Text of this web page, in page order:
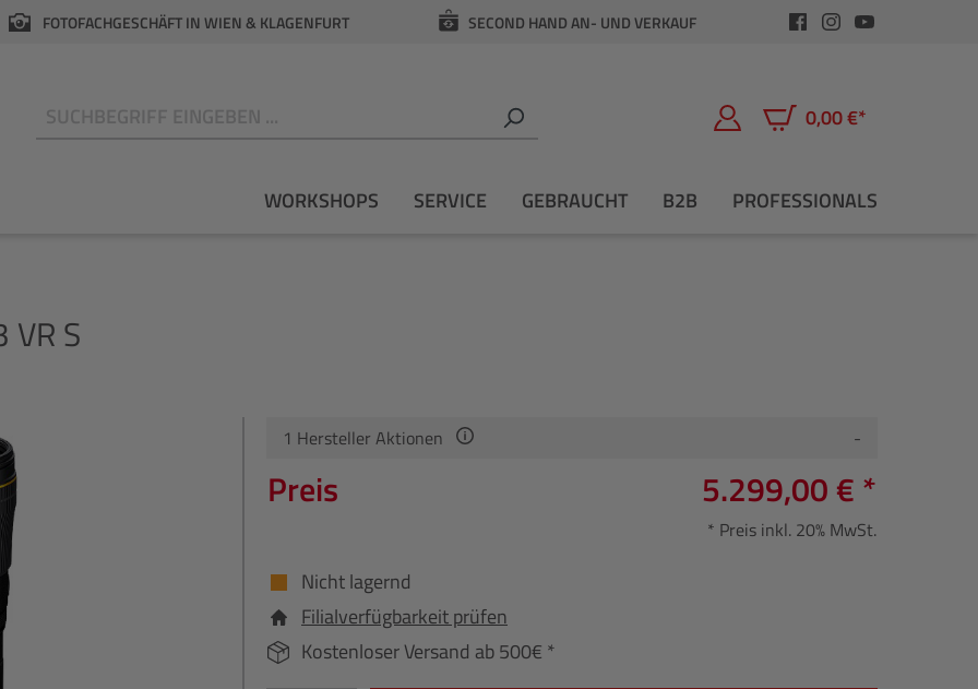
FOTOFACHGESCHÄFT IN WIEN & KLAGENFURT SECOND HAND AN- UND VERKAUF
0,00 €*
Warenkorb enthält 0
WORKSHOPS SERVICE GEBRAUCHT B2B PROFESSIONALS
S
1 Hersteller Aktionen -
Preis 5.299,00 € *
* Preis inkl. 20% MwSt.
Nicht lagernd
Filialverfügbarkeit prüfen
Kostenloser Versand ab 500€ *